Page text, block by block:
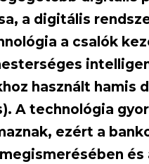
a digitális
a csalók
használt hamis
A technológia
ezért a
és